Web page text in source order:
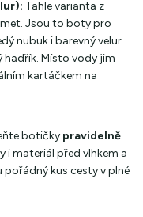
Tahle varianta z
Jsou to boty pro
nubuk i barevný velur
hadřík. Místo vody jim
kartáčkem na
botičky pravidelně
i materiál před vlhkem a
kus cesty v plné